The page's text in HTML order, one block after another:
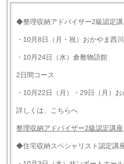
◆整理収納アドバイザー2級認定
・10月8日（月・祝）おかやま西
・10月24日（水）倉敷物語館
2日間コース
・10月22日（月）・29日（月）
詳しくは、こちらへ
整理収納アドバイザー2級認定講座
◆住宅収納スペシャリスト認定講